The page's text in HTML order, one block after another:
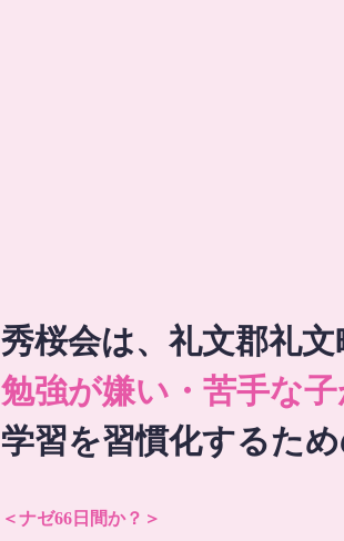
秀桜会は、礼文郡礼文
勉強が嫌い・苦手な
学習を習慣化するた
＜ナゼ66日間か？＞